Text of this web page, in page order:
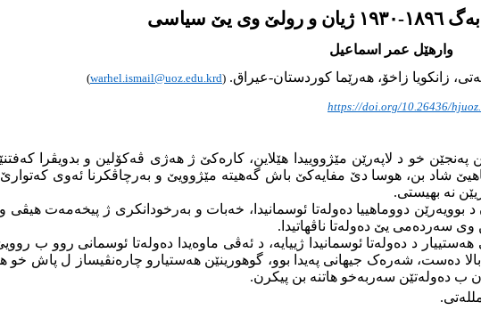
یێ سیاسی
وارهێل عمر اسماعیل
زانکویا زاخۆ، هەرێما کوردستان-عیراق. (
warhel.ismail@uoz.edu.krd
)
https://doi.org/10.26436/
خو د لاپەرێن مێژووییدا هێلاین، کارەکێ ژ هەژی ڤەکۆلین و بدویڤرا
شاد بن، هوسا دێ مفایەکێ باش گەهیتە مێژوویێ و بەرچاڤکرنا ئەوی کەتوارێ
نە بهیستی.
دووماهییا دەولەتا ئوسمانیدا، خەبات و بەرخودانکری ژ پیخەمەت هیڤی و
وی سەردەمی یێ دەولەتا ناڤهاتیدا.
د دەولەتا ئوسمانیدا ژییایە، د ئەڤی ماوەیدا دەولەتا ئوسمانی روو ب
دەست، شەرەک جیهانی پەیدا بوو، گوهورینێن هەستیارو چارەنڤیساز ل پاش خو
ب دەولەتێن سەربەخو هاتنە بن پیکرن.